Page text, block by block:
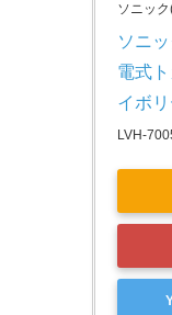
ソニッ
ソニ
電式
イボ
LVH-